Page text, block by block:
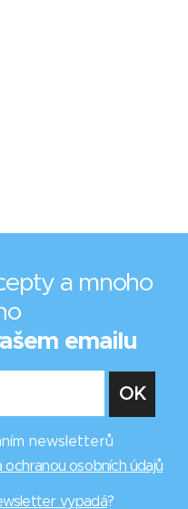
a mnoho
emailu
newsletterů
ochranou osobních údajů
vypadá?